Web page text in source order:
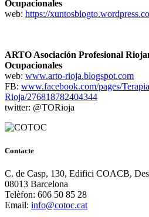
Ocupacionales
web: https://
ARTO Asociación Profesional
Ocupacionales
web: www.arto-rioja.blogspot.com
FB: www.facebook.com/pages/
Rioja/276818782404344
twitter: @TORioja
Contacte
C. de Casp, 130, Edifici COACB,
08013 Barcelona
Telèfon: 606 50 85 28
Email: info@cotoc.cat